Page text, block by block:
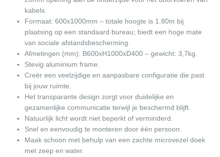
kabels.
Formaat: 600x1000mm – totale hoogte is 1.80m bij
plaatsing op een standaard bureau; biedt een hoge mate
van sociale afstandsbescherming.
Afmetingen (mm): B600xH1000xD400 – gewicht: 3,7kg.
Stevig aluminium frame.
Creër een veelzijdige en aanpasbare configuratie die past
bij jouw ruimte.
Het transparante design zorgt voor duidelijke en
gezamenlijke communicatie terwijl je beschermd blijft.
Natuurlijk licht wordt niet beperkt of verminderd.
Snel en eenvoudig te monteren door één persoon.
Maak schoon met behulp van een zachte microvezel doek
met zeep en water.